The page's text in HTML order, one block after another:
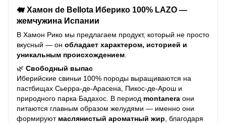
🐖 Хамон de Bellota Иберико 100% LAZO —
жемчужина Испании
В Хамон Рико мы предлагаем продукт, который не просто
вкусный — он обладает характером, историей и
уникальным происхождением
🌿 Свободный выпас
Иберийские свиньи 100% породы выращиваются на
пастбищах Сьерра-де-Арасена, Пикос-де-Арош и
природного парка Бадахос. В период montanera они
питаются главным образом желудями — именно они
формируют маслянистый ароматный жир , благодаря